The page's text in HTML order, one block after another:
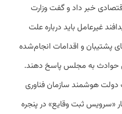
خبر داد و گفت وزارت
غیرعامل باید درباره علت
پشتیبان و اقدامات انجام‌شده
حوادث به مجلس پاسخ دهند.
هوشمند سازمان فناوری
کار «سرویس ثبت وقایع» در پنجره